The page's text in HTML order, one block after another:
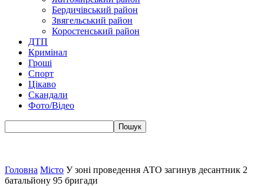
Бердичівський район
Звягельський район
Коростенський район
ДТП
Кримінал
Гроші
Спорт
Цікаво
Скандали
Фото/Відео
Головна Місто У зоні проведення АТО загинув десантник 2
батальйону 95 бригади